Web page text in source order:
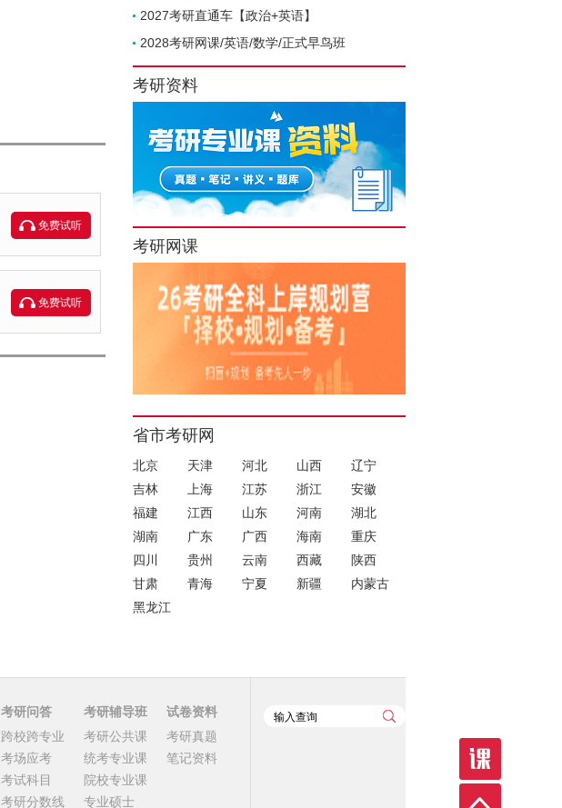
免费试听
免费试听
2027考研直通车【政治+英语】
2028考研网课/英语/数学/正式早鸟班
考研资料
考研网课
省市考研网
北京 天津 河北 山西
辽宁
吉林
上海 江苏 浙江
安徽
福建
江西 山东 河南
湖北
湖南
广东 广西 海南
重庆
四川
贵州 云南 西藏
陕西
甘肃
青海 宁夏 新疆
内蒙古
黑龙江
考研问答
跨校跨专业
考场应考
考试科目
考研分数线
考研辅导班
考研公共课
统考专业课
院校专业课
专业硕士
试卷资料
考研真题
笔记资料